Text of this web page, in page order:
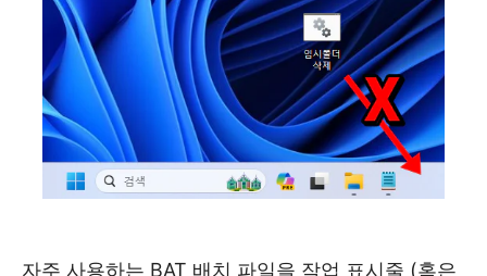
자주 사용하는 BAT 배치 파일을 작업 표시줄 (혹은